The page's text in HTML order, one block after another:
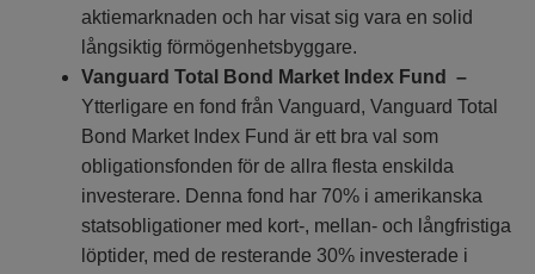
aktiemarknaden och har visat sig vara en solid
långsiktig förmögenhetsbyggare.
Vanguard Total Bond Market Index Fund –
Ytterligare en fond från Vanguard, Vanguard Total
Bond Market Index Fund är ett bra val som
obligationsfonden för de allra flesta enskilda
investerare. Denna fond har 70% i amerikanska
statsobligationer med kort-, mellan- och långfristiga
löptider, med de resterande 30% investerade i